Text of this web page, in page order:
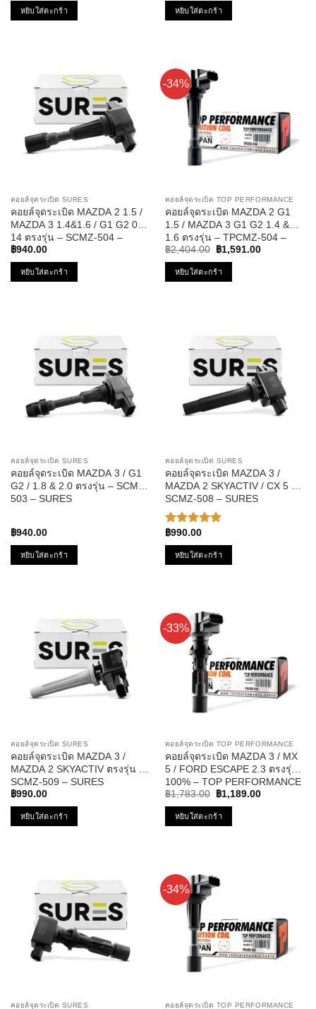
อีซูซุ เดก้า สิบล้อ หกล้อ รถ
หยิบใส่ตะกร้า หยิบใส่ตะกร้า
คอยล์จุดระเบิด SURES
คอยล์จุดระเบิด MAZDA 2 1.5 /
MAZDA 3 1.4&1.6 / G1 G2 04-
14 ตรงรุ่น – SCMZ-504 –
SURES
฿940.00
หยิบใส่ตะกร้า
-34%
คอยล์จุดระเบิด TOP PERFORMANCE
คอยล์จุดระเบิด MAZDA 2 G1
1.5 / MAZDA 3 G1 G2 1.4 &
1.6 ตรงรุ่น – TPCMZ-504 –
TOP PERFORMANCE JAPAN
– คอยล์หัวเทียน มาสด้า สอง
สาม ZJ20-18-100A
฿2,404.00
Original
was:
฿2,404.00.
฿1,591.00Current
หยิบใส่ตะกร้า
คอยล์จุดระเบิด SURES
คอยล์จุดระเบิด MAZDA 3 / G1
G2 / 1.8 & 2.0 ตรงรุ่น – SCMZ-
503 – SURES
฿940.00
หยิบใส่ตะกร้า
คอยล์จุดระเบิด SURES
คอยล์จุดระเบิด MAZDA 3 /
MAZDA 2 SKYACTIV / CX 5 –
SCMZ-508 – SURES
ให้คะแนน
5.00ตั้งแต่
1-5
คะแนน
฿990.00
หยิบใส่ตะกร้า
คอยล์จุดระเบิด SURES
คอยล์จุดระเบิด MAZDA 3 /
MAZDA 2 SKYACTIV ตรงรุ่น –
SCMZ-509 – SURES
฿990.00
หยิบใส่ตะกร้า
-33%
คอยล์จุดระเบิด TOP PERFORMANCE
คอยล์จุดระเบิด MAZDA 3 / MX
5 / FORD ESCAPE 2.3 ตรงรุ่น
100% – TOP PERFORMANCE
JAPAN – TPCMZ-505 – คอยล์
หัวเทียน มาสด้า สาม ฟอร์ด เอ
สเคป L3G2-18-100A / L3G2-
฿1,783.00
Original
was:
฿1,783.00.
฿1,189.00Current
หยิบใส่ตะกร้า
คอยล์จุดระเบิด SURES
-34%
คอยล์จุดระเบิด TOP PERFORMANCE